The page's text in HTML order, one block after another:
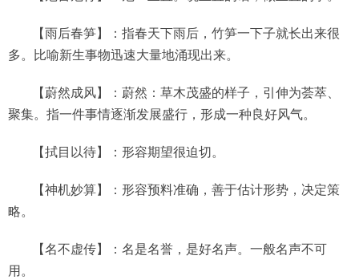
【雨后春笋】：指春天下雨后，竹笋一下子就长出来很
多。比喻新生事物迅速大量地涌现出来。
【蔚然成风】：蔚然：草木茂盛的样子，引伸为荟萃、
聚集。指一件事情逐渐发展盛行，形成一种良好风气。
【拭目以待】：形容期望很迫切。
【神机妙算】：形容预料准确，善于估计形势，决定策
略。
【名不虚传】：名是名誉，是好名声。一般名声不可
用。